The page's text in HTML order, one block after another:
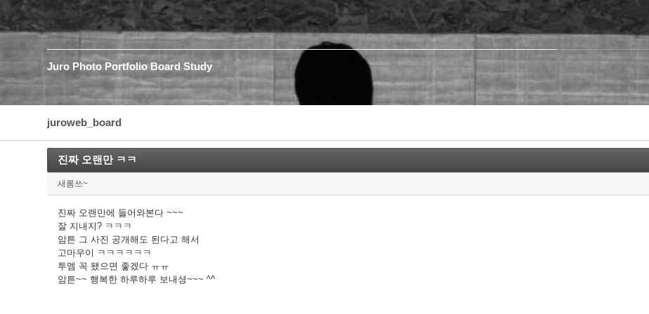
Juro Photo Portfolio Board Study
juroweb_board
진짜 오랜만 ㅋㅋ
새롬쓰~
진짜 오랜만에 들어와본다 ~~~
잘 지내지? ㅋㅋㅋ
암튼 그 사진 공개해도 된다고 해서
고마우이 ㅋㅋㅋㅋㅋㅋ
투멤 꼭 됐으면 좋겠다 ㅠㅠ
암튼~~ 행복한 하루하루 보내셩~~~ ^^